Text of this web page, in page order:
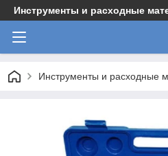
Инструменты и расходные
Инструменты и расходные